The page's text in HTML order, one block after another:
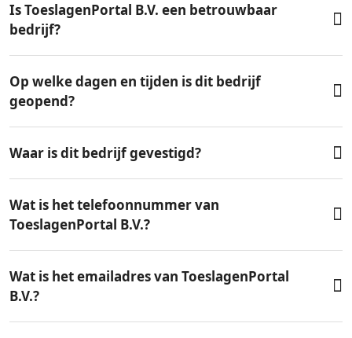
Is ToeslagenPortal B.V. een betrouwbaar
bedrijf?
Op welke dagen en tijden is dit bedrijf
geopend?
Waar is dit bedrijf gevestigd?
Wat is het telefoonnummer van
ToeslagenPortal B.V.?
Wat is het emailadres van ToeslagenPortal
B.V.?